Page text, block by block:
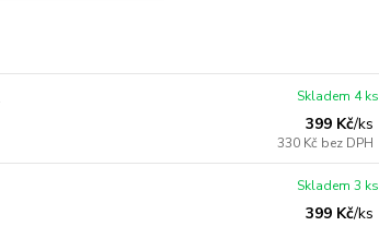
399 Kč/ks
330 Kč bez DPH
Skladem 4 ks
399 Kč/ks
Skladem 3 ks